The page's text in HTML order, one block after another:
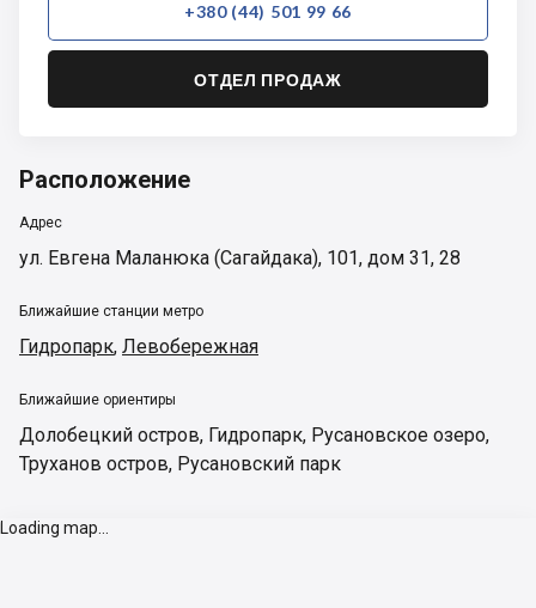
+380 (44) 501 99 66
ОТДЕЛ ПРОДАЖ
Расположение
Адрес
ул. Евгена Маланюка (Сагайдака), 101, дом 31, 28
Ближайшие станции метро
Гидропарк, Левобережная
Ближайшие ориентиры
Долобецкий остров, Гидропарк, Русановское озеро,
Труханов остров, Русановский парк
Loading map...